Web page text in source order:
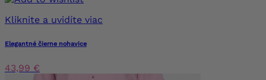
Kliknite a uvidíte viac
Elegantné čierne nohavice
43,99 €